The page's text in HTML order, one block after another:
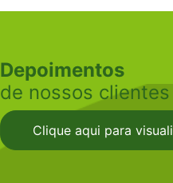
Depoimentos
de nossos clientes
Clique aqui para